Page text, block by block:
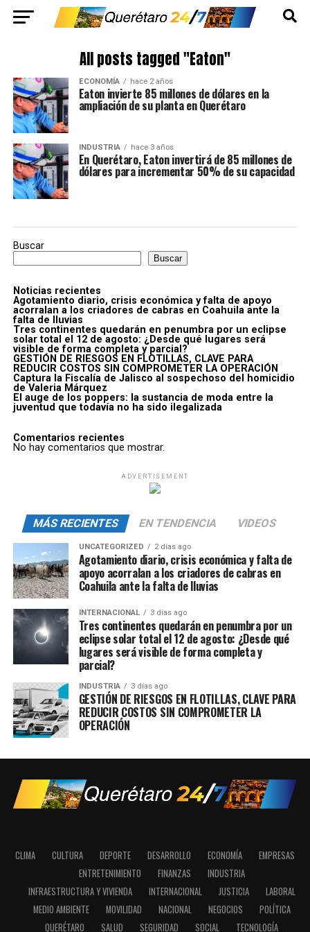
All posts tagged "Eaton"
ECONOMÍA hace 2 años
Eaton invierte 85 millones de dólares en la
ampliación de su planta en Querétaro
INDUSTRIA hace 3 años
En Querétaro, Eaton invertirá de 85 millones de
dólares para incrementar 50% de su capacidad
Buscar
Buscar
Noticias recientes
Agotamiento diario, crisis económica y falta de apoyo
acorralan a los criadores de cabras en Coahuila ante la
falta de lluvias
Tres continentes quedarán en penumbra por un eclipse
solar total el 12 de agosto: ¿Desde qué lugares será
visible de forma completa y parcial?
GESTIÓN DE RIESGOS EN FLOTILLAS, CLAVE PARA
REDUCIR COSTOS SIN COMPROMETER LA OPERACIÓN
Captura la Fiscalía de Jalisco al sospechoso del homicidio
de Valeria Márquez
El auge de los poppers: la sustancia de moda entre la
juventud que todavía no ha sido ilegalizada
Comentarios recientes
No hay comentarios que mostrar.
ADVERTISEMENT
MÁS RECIENTES EN TENDENCIA VIDEOS
UNCATEGORIZED 2 días ago
Agotamiento diario, crisis económica y falta de
apoyo acorralan a los criadores de cabras en
Coahuila ante la falta de lluvias
INTERNACIONAL 3 días ago
Tres continentes quedarán en penumbra por un
eclipse solar total el 12 de agosto: ¿Desde qué
lugares será visible de forma completa y
parcial?
INDUSTRIA 3 días ago
GESTIÓN DE RIESGOS EN FLOTILLAS, CLAVE PARA
REDUCIR COSTOS SIN COMPROMETER LA
OPERACIÓN
CLIMA CULTURA DEPORTE DESARROLLO ECONOMÍA
EMPRESAS
ENTRETENIMIENTO
FINANZAS
INDUSTRIA
INFRAESTRUCTURA Y VIVIENDA
INTERNACIONAL JUSTICIA
LABORAL
MEDIO AMBIENTE
MOVILIDAD NACIONAL NEGOCIOS
POLÍTICA
QUERÉTARO
SALUD SEGURIDAD SOCIAL TECNOLOGÍA